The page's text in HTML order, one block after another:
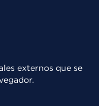
externos que se